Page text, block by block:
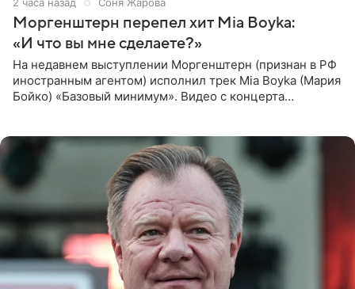
2 часа назад Соня Жарова
Моргенштерн перепел хит Mia Boyka:
«И что вы мне сделаете?»
На недавнем выступлении Моргенштерн (признан в РФ
иностранным агентом) исполнил трек Mia Boyka (Мария
Бойко) «Базовый минимум». Видео с концерта